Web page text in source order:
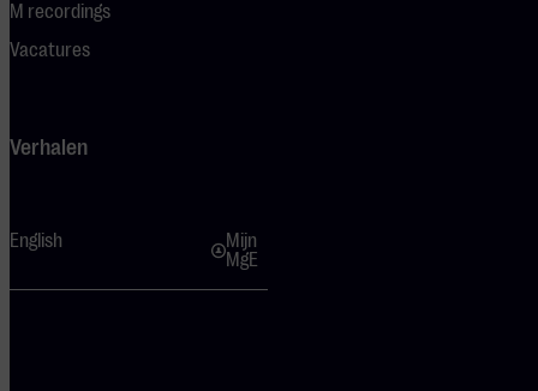
M recordings
Vacatures
Verhalen
English
Mijn
MgE